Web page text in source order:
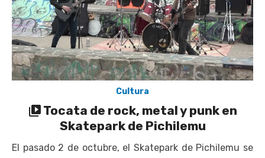
Cultura
Tocata de rock, metal y punk en
Skatepark de Pichilemu
El pasado 2 de octubre, el Skatepark de Pichilemu se